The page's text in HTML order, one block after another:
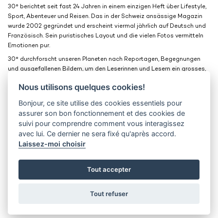
30° berichtet seit fast 24 Jahren in einem einzigen Heft über Lifestyle,
Sport, Abenteuer und Reisen. Das in der Schweiz ansässige Magazin
wurde 2002 gegründet und erscheint viermal jährlich auf Deutsch und
Französisch. Sein puristisches Layout und die vielen Fotos vermitteln
Emotionen pur.
30° durchforscht unseren Planeten nach Reportagen, Begegnungen
und ausgefallenen Bildern, um den Leserinnen und Lesern ein grosses,
Kontakt
Jobs Vertraulichkeit
30° magazine
Nous utilisons quelques cookies!
Bonjour, ce site utilise des cookies essentiels pour
assurer son bon fonctionnement et des cookies de
suivi pour comprendre comment vous interagissez
avec lui. Ce dernier ne sera fixé qu'après accord.
Laissez-moi choisir
Tout accepter
Tout refuser